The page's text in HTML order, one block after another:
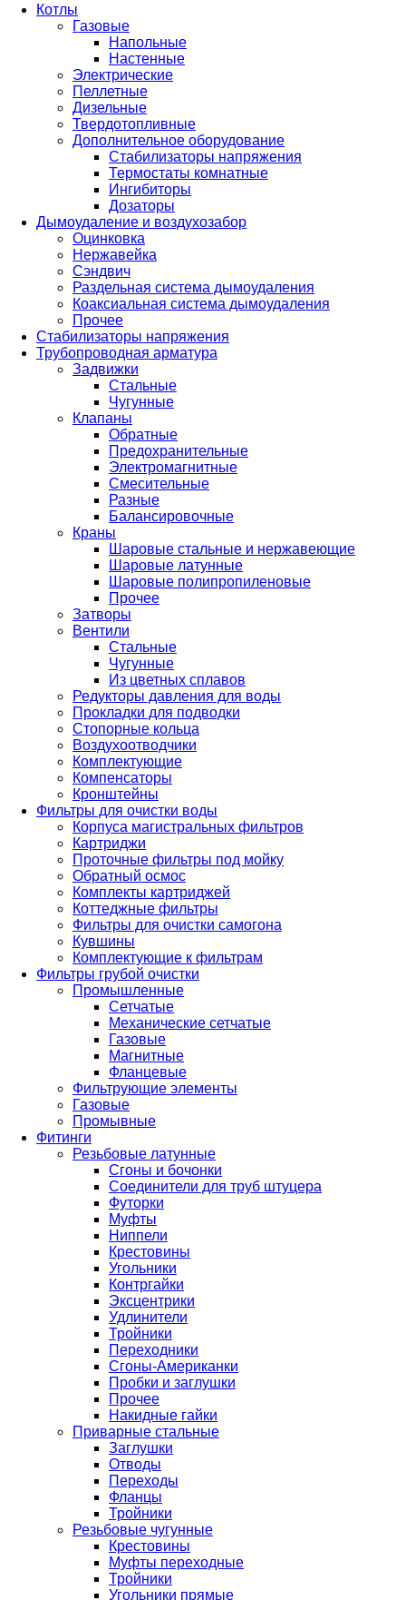
Котлы
Газовые
Напольные
Настенные
Электрические
Пеллетные
Дизельные
Твердотопливные
Дополнительное оборудование
Стабилизаторы напряжения
Термостаты комнатные
Ингибиторы
Дозаторы
Дымоудаление и воздухозабор
Оцинковка
Нержавейка
Сэндвич
Раздельная система дымоудаления
Коаксиальная система дымоудаления
Прочее
Стабилизаторы напряжения
Трубопроводная арматура
Задвижки
Стальные
Чугунные
Клапаны
Обратные
Предохранительные
Электромагнитные
Смесительные
Разные
Балансировочные
Краны
Шаровые стальные и нержавеющие
Шаровые латунные
Шаровые полипропиленовые
Прочее
Затворы
Вентили
Стальные
Чугунные
Из цветных сплавов
Редукторы давления для воды
Прокладки для подводки
Стопорные кольца
Воздухоотводчики
Комплектующие
Компенсаторы
Кронштейны
Фильтры для очистки воды
Корпуса магистральных фильтров
Картриджи
Проточные фильтры под мойку
Обратный осмос
Комплекты картриджей
Коттеджные фильтры
Фильтры для очистки самогона
Кувшины
Комплектующие к фильтрам
Фильтры грубой очистки
Промышленные
Сетчатые
Механические сетчатые
Газовые
Магнитные
Фланцевые
Фильтрующие элементы
Газовые
Промывные
Фитинги
Резьбовые латунные
Сгоны и бочонки
Соединители для труб штуцера
Футорки
Муфты
Ниппели
Крестовины
Угольники
Контргайки
Эксцентрики
Удлинители
Тройники
Переходники
Сгоны-Американки
Пробки и заглушки
Прочее
Накидные гайки
Приварные стальные
Заглушки
Отводы
Переходы
Фланцы
Тройники
Резьбовые чугунные
Крестовины
Муфты переходные
Тройники
Угольники прямые